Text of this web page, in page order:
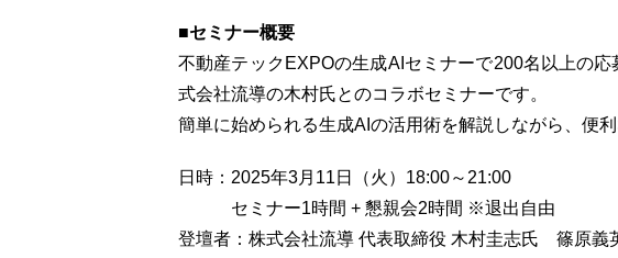
■セミナー概要
不動産テックEXPOの生成AIセミナーで200名以上の
式会社流導の木村氏とのコラボセミナーです。
簡単に始められる生成AIの活用術を解説しながら、便
日時：2025年3月11日（火）18:00～21:00
セミナー1時間 + 懇親会2時間 ※退出自由
登壇者：株式会社流導 代表取締役 木村圭志氏 篠原義